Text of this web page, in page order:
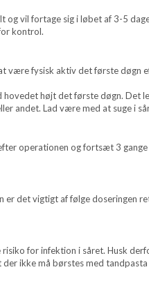
vil fortage sig i løbet af 3-5
kontrol.
være fysisk aktiv det første døgn
hovedet højt det første døgn. Det
andet. Lad være med at suge i
operationen og fortsæt 3
det vigtigt af følge doseringen
for infektion i såret. Husk
ikke må børstes med